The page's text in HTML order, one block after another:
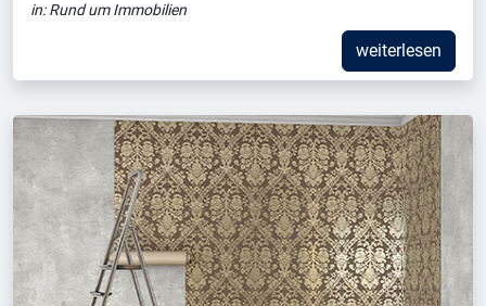
in:Rund um Immobilien
weiterlesen